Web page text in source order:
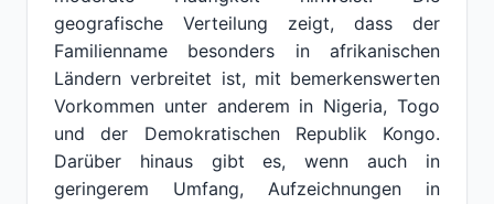
geografische Verteilung zeigt, dass der
Familienname besonders in afrikanischen
Ländern verbreitet ist, mit bemerkenswerten
Vorkommen unter anderem in Nigeria, Togo
und der Demokratischen Republik Kongo.
Darüber hinaus gibt es, wenn auch in
geringerem Umfang, Aufzeichnungen in